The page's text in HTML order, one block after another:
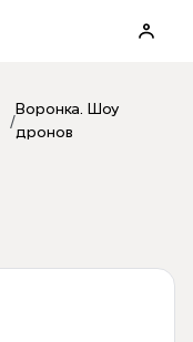
/
Воронка. Шоу
дронов